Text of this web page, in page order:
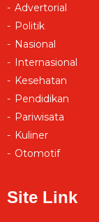
Advertorial
Politik
Nasional
Internasional
Kesehatan
Pendidikan
Pariwisata
Kuliner
Otomotif
Site Link